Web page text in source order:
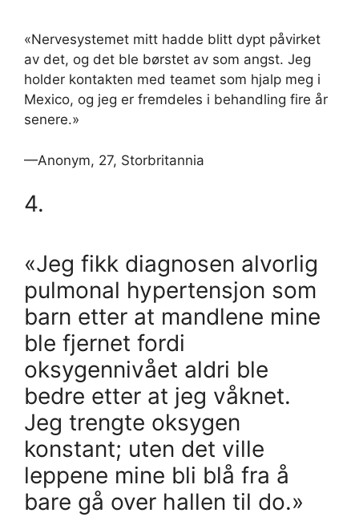
«Nervesystemet mitt hadde blitt dypt påvirket
av det, og det ble børstet av som angst. Jeg
holder kontakten med teamet som hjalp meg i
Mexico, og jeg er fremdeles i behandling fire år
senere.»
—Anonym, 27, Storbritannia
4.
«Jeg fikk diagnosen alvorlig
pulmonal hypertensjon som
barn etter at mandlene mine
ble fjernet fordi
oksygennivået aldri ble
bedre etter at jeg våknet.
Jeg trengte oksygen
konstant; uten det ville
leppene mine bli blå fra å
bare gå over hallen til do.»